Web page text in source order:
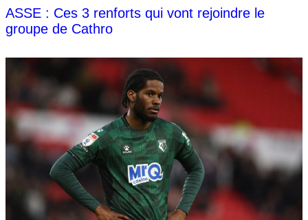
ASSE : Ces 3 renforts qui vont rejoindre le
groupe de Cathro